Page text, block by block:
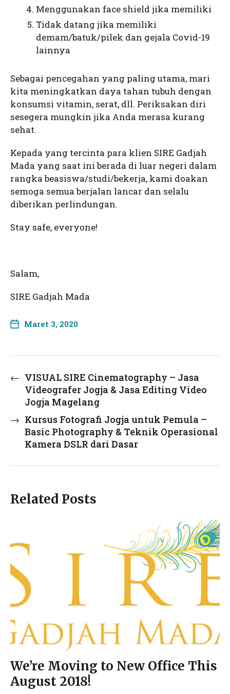
Menggunakan face shield jika memiliki
Tidak datang jika memiliki
demam/batuk/pilek dan gejala Covid-19
lainnya
Sebagai pencegahan yang paling utama, mari
kita meningkatkan daya tahan tubuh dengan
konsumsi vitamin, serat, dll. Periksakan diri
sesegera mungkin jika Anda merasa kurang
sehat.
Kepada yang tercinta para klien SIRE Gadjah
Mada yang saat ini berada di luar negeri dalam
rangka beasiswa/studi/bekerja, kami doakan
semoga semua berjalan lancar dan selalu
diberikan perlindungan.
Stay safe, everyone!
Salam,
SIRE Gadjah Mada
Maret 3, 2020
← VISUAL SIRE Cinematography – Jasa
Videografer Jogja & Jasa Editing Video
Jogja Magelang
→ Kursus Fotografi Jogja untuk Pemula –
Basic Photography & Teknik Operasional
Kamera DSLR dari Dasar
Related Posts
We’re Moving to New Office This
August 2018!